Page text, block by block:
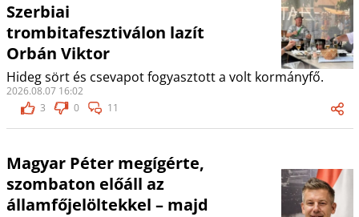
Szerbiai
trombitafesztiválon lazít
Orbán Viktor
Hideg sört és csevapot fogyasztott a volt kormányfő.
2026.08.07 16:02
3
0 11
Magyar Péter megígérte,
szombaton előáll az
államfőjelöltekkel – majd